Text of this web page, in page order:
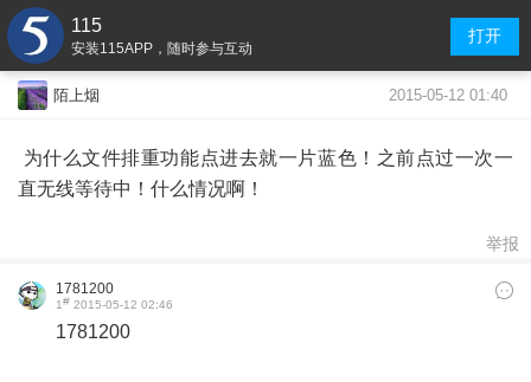
115
安装115APP，随时参与互动
打开
陌上烟 2015-05-12 01:40
为什么文件排重功能点进去就一片蓝色！之前点过一次一
直无线等待中！什么情况啊！
举报
1781200
1# 2015-05-12 02:46
1781200